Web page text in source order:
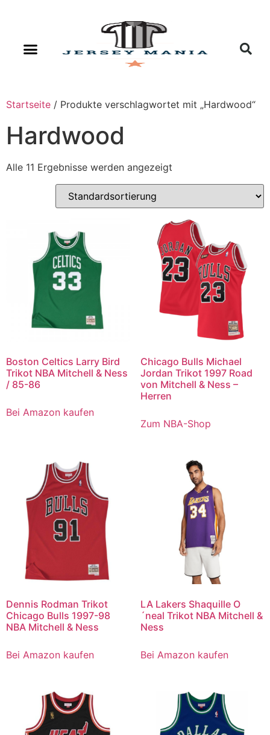
Startseite / Produkte verschlagwortet mit „Hardwood“
Hardwood
Alle 11 Ergebnisse werden angezeigt
Boston Celtics Larry Bird
Trikot NBA Mitchell & Ness
/ 85-86
Bei Amazon kaufen
Chicago Bulls Michael
Jordan Trikot 1997 Road
von Mitchell & Ness –
Herren
Zum NBA-Shop
Dennis Rodman Trikot
Chicago Bulls 1997-98
NBA Mitchell & Ness
Bei Amazon kaufen
LA Lakers Shaquille O
´neal Trikot NBA Mitchell &
Ness
Bei Amazon kaufen